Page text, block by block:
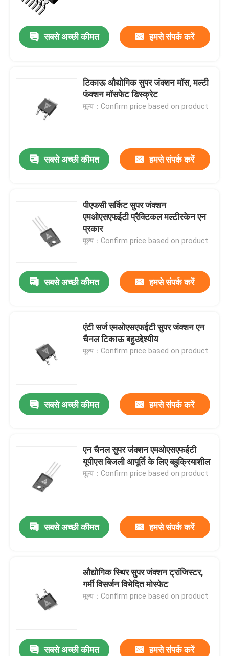
सबसे अच्छी कीमत हमसे संपर्क करें
टिकाऊ औद्योगिक सुपर जंक्शन मॉस, मल्टी
फंक्शन मॉसफेट डिस्क्रेट
मूल्य：Confirm price based on product
सबसे अच्छी कीमत हमसे संपर्क करें
पीएफसी सर्किट सुपर जंक्शन
एमओएसएफईटी प्रैक्टिकल मल्टीस्केन एन
प्रकार
मूल्य：Confirm price based on product
सबसे अच्छी कीमत हमसे संपर्क करें
एंटी सर्ज एमओएसएफईटी सुपर जंक्शन एन
चैनल टिकाऊ बहुउद्देश्यीय
मूल्य：Confirm price based on product
सबसे अच्छी कीमत हमसे संपर्क करें
एन चैनल सुपर जंक्शन एमओएसएफईटी
यूपीएस बिजली आपूर्ति के लिए बहुक्रियाशील
मूल्य：Confirm price based on product
सबसे अच्छी कीमत हमसे संपर्क करें
औद्योगिक स्थिर सुपर जंक्शन ट्रांजिस्टर,
गर्मी विसर्जन विभेदित मोस्फेट
मूल्य：Confirm price based on product
सबसे अच्छी कीमत हमसे संपर्क करें